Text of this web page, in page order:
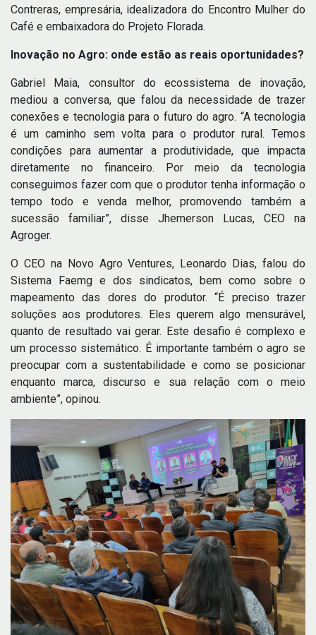
Contreras, empresária, idealizadora do Encontro Mulher do
Café e embaixadora do Projeto Florada.
Inovação no Agro: onde estão as reais oportunidades?
Gabriel Maia, consultor do ecossistema de inovação,
mediou a conversa, que falou da necessidade de trazer
conexões e tecnologia para o futuro do agro. “A tecnologia
é um caminho sem volta para o produtor rural. Temos
condições para aumentar a produtividade, que impacta
diretamente no financeiro. Por meio da tecnologia
conseguimos fazer com que o produtor tenha informação o
tempo todo e venda melhor, promovendo também a
sucessão familiar”, disse Jhemerson Lucas, CEO na
Agroger.
O CEO na Novo Agro Ventures, Leonardo Dias, falou do
Sistema Faemg e dos sindicatos, bem como sobre o
mapeamento das dores do produtor. “É preciso trazer
soluções aos produtores. Eles querem algo mensurável,
quanto de resultado vai gerar. Este desafio é complexo e
um processo sistemático. É importante também o agro se
preocupar com a sustentabilidade e como se posicionar
enquanto marca, discurso e sua relação com o meio
ambiente”, opinou.